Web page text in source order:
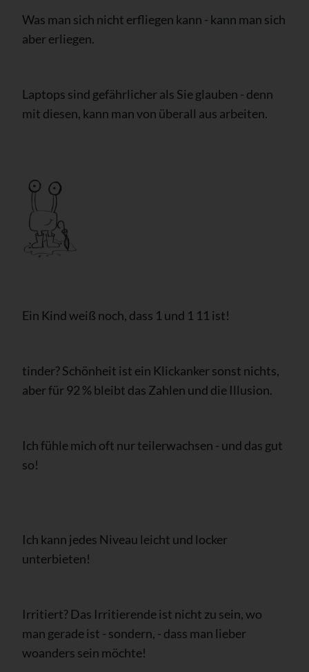
Was man sich nicht erfliegen kann - kann man sich
aber erliegen.
Laptops sind gefährlicher als Sie glauben - denn
mit diesen, kann man von überall aus arbeiten.
Ein Kind weiß noch, dass 1 und 1 11 ist!
tinder? Schönheit ist ein Klickanker sonst nichts,
aber für 92 % bleibt das Zahlen und die Illusion.
Ich fühle mich oft nur teilerwachsen - und das gut
so!
Ich kann jedes Niveau leicht und locker
unterbieten!
Irritiert? Das Irritierende ist nicht zu sein, wo
man gerade ist - sondern, - dass man lieber
woanders sein möchte!